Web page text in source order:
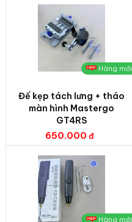
Hàng mới
Đế kẹp tách lưng + tháo
màn hình Mastergo
GT4RS
650.000
Hàng mới